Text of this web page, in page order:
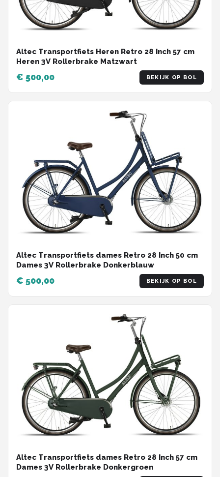
Altec Transportfiets Heren Retro 28 Inch 57 cm
Heren 3V Rollerbrake Matzwart
€ 500,00 BEKIJK OP BOL
Altec Transportfiets dames Retro 28 Inch 50 cm
Dames 3V Rollerbrake Donkerblauw
€ 500,00 BEKIJK OP BOL
Altec Transportfiets dames Retro 28 Inch 57 cm
Dames 3V Rollerbrake Donkergroen